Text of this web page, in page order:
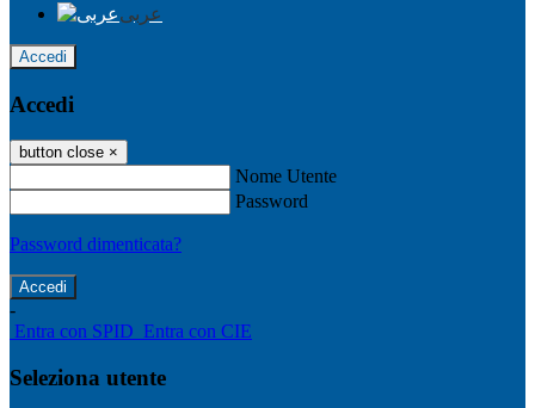
عربى
Accedi
Accedi
button close ×
Nome Utente
Password
Password dimenticata?
-
Entra con SPID Entra con CIE
Seleziona utente